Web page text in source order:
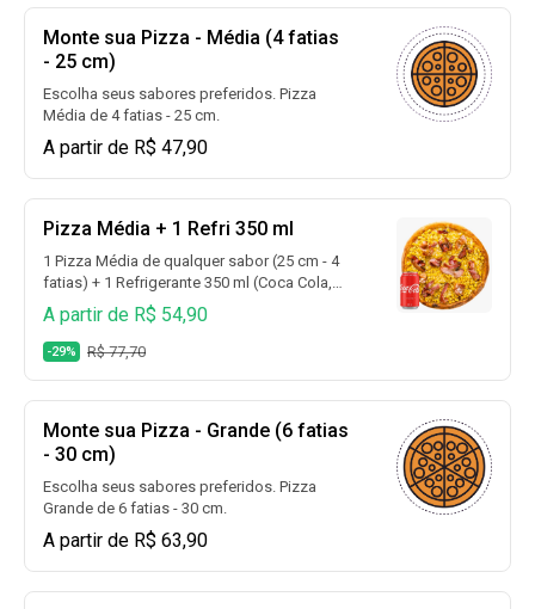
Monte sua Pizza - Média (4 fatias
- 25 cm)
Escolha seus sabores preferidos. Pizza
Média de 4 fatias - 25 cm.
A partir de R$ 47,90
Pizza Média + 1 Refri 350 ml
1 Pizza Média de qualquer sabor (25 cm - 4
fatias) + 1 Refrigerante 350 ml (Coca Cola,
Coca Cola Sem Açúcar, Guaraná, Fanta
Laranja, Fanta Uva, Sprite, Sprite Zero e
muito mais)
A partir de R$ 54,90
-29% R$ 77,70
Monte sua Pizza - Grande (6 fatias
- 30 cm)
Escolha seus sabores preferidos. Pizza
Grande de 6 fatias - 30 cm.
A partir de R$ 63,90